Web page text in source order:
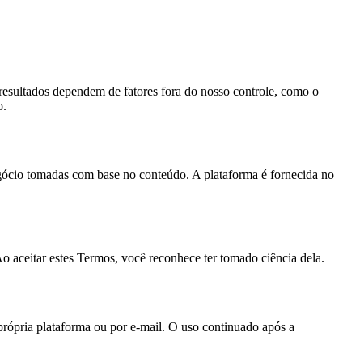
dependem de fatores fora do nosso controle, como o
tomadas com base no conteúdo. A plataforma é fornecida no
estes Termos, você reconhece ter tomado ciência dela.
plataforma ou por e-mail. O uso continuado após a